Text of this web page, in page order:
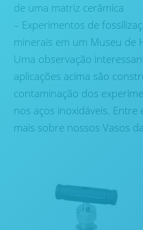
de uma matriz cerâmica
– Experimentos de
minerais em um Museu de
Uma observação
aplicações acima são
contaminação dos
nos aços inoxidáveis.
mais sobre nossos Vasos